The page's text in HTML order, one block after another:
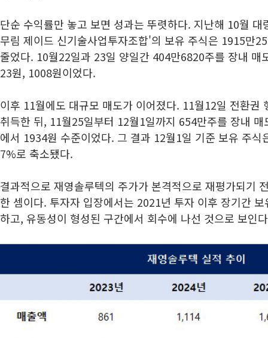
단순 수익률만 놓고 보면 성과는 뚜렷하다. 지난해 10월
무림 제이드 신기술사업투자조합'의 보유 주식은 1915만
줄었다. 10월22일과 23일 양일간 404만6820주를 장내 매
23원, 1008원이었다.
이후 11월에도 대규모 매도가 이어졌다. 11월12일 전환권
취득한 뒤, 11월25일부터 12월1일까지 654만주를 장내
에서 1934원 수준이었다. 그 결과 12월1일 기준 보유 주
7%로 축소됐다.
결과적으로 재영솔루텍의 주가가 본격적으로 재평가되기
한 셈이다. 투자자 입장에서는 2021년 투자 이후 장기간
하고, 유동성이 형성된 구간에서 회수에 나선 것으로 보인